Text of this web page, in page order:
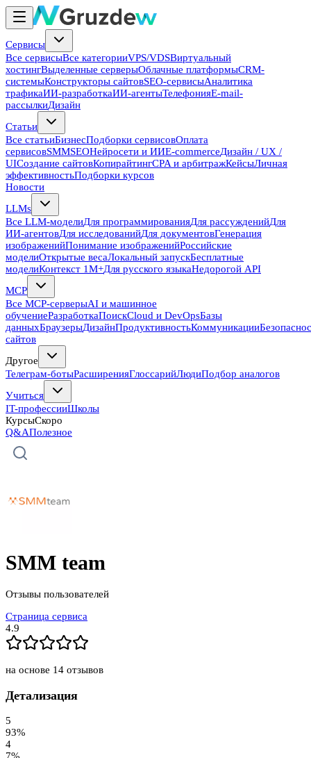
Сервисы
Все сервисыВсе категорииVPS/VDSВиртуальный
хостингВыделенные серверыОблачные платформыCRM-
системыКонструкторы сайтовSEO-сервисыАналитика
трафикаИИ-разработкаИИ-агентыТелефонияE-mail-
рассылкиДизайн
Статьи
Все статьиБизнесПодборки сервисовОплата
сервисовSMMSEOНейросети и ИИE-commerceДизайн / UX /
UIСоздание сайтовКопирайтингCPA и арбитражКейсыЛичная
эффективностьПодборки курсов
Новости
LLMs
Все LLM-моделиДля программированияДля рассужденийДля
ИИ-агентовДля исследованийДля документовГенерация
изображенийПонимание изображенийРоссийские
моделиОткрытые весаЛокальный запускБесплатные
моделиКонтекст 1M+Для русского языкаНедорогой API
MCP
Все MCP-серверыAI и машинное
обучениеРазработкаПоискCloud и DevOpsБазы
данныхБраузерыДизайнПродуктивностьКоммуникации
сайтов
Другое
Телеграм-ботыРасширенияГлоссарийЛюдиПодбор аналогов
Учиться
IT-профессииШколы
КурсыСкоро
Q&AПолезное
SMM team
Отзывы пользователей
Страница сервиса
4.9
на основе 14 отзывов
Детализация
5
93%
4